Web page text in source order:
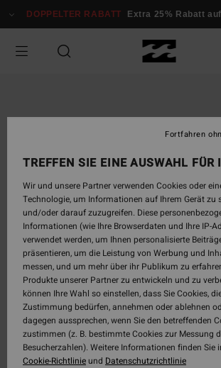
zur
springen
DOPPELTER RABATT Extra 25% Rabatt auf
TREFFEN SIE EINE AUSWAHL FÜR
Wir und unsere Partner verwenden Cookies oder
Technologie, um Informationen auf Ihrem Gerät zu
und/oder darauf zuzugreifen. Diese
Informationen (wie Ihre Browserdaten und Ihre IP-
verwendet werden, um Ihnen personalisierte
präsentieren, um die Leistung von Werbung und
messen, und um mehr über ihr Publikum zu
Produkte unserer Partner zu entwickeln und zu
können Ihre Wahl so einstellen, dass Sie Cookies,
Zustimmung bedürfen, annehmen oder ablehnen
dagegen aussprechen, wenn Sie den betreffenden
zustimmen (z. B. bestimmte Cookies zur Messung
Besucherzahlen). Weitere Informationen finden Sie
Cookie-Richtlinieund Datenschutzrichtlinie
Fortfahren